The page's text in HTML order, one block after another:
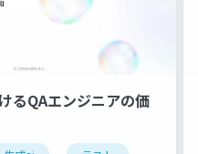
るQAエンジニアの価